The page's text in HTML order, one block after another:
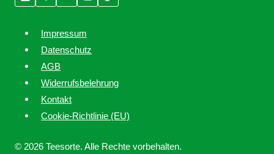
Impressum
Datenschutz
AGB
Widerrufsbelehrung
Kontakt
Cookie-Richtlinie (EU)
© 2026 Teesorte. Alle Rechte vorbehalten.